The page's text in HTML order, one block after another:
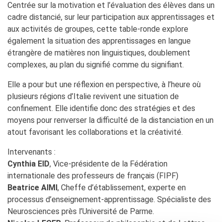
Centrée sur la motivation et l’évaluation des élèves dans un
cadre distancié, sur leur participation aux apprentissages et
aux activités de groupes, cette table-ronde explore
également la situation des apprentissages en langue
étrangère de matières non linguistiques, doublement
complexes, au plan du signifié comme du signifiant.
Elle a pour but une réflexion en perspective, à l’heure où
plusieurs régions d’Italie revivent une situation de
confinement. Elle identifie donc des stratégies et des
moyens pour renverser la difficulté de la distanciation en un
atout favorisant les collaborations et la créativité.
Intervenants :
Cynthia EID, Vice-présidente de la Fédération
internationale des professeurs de français (FIPF)
Beatrice AIMI, Cheffe d’établissement, experte en
processus d’enseignement-apprentissage. Spécialiste des
Neurosciences près l’Université de Parme.